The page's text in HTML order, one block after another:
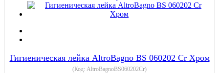
Гигиеническая лейка AltroBagno BS 060202 Cr Хром
(Код: AltroBagnoBS060202Cr)